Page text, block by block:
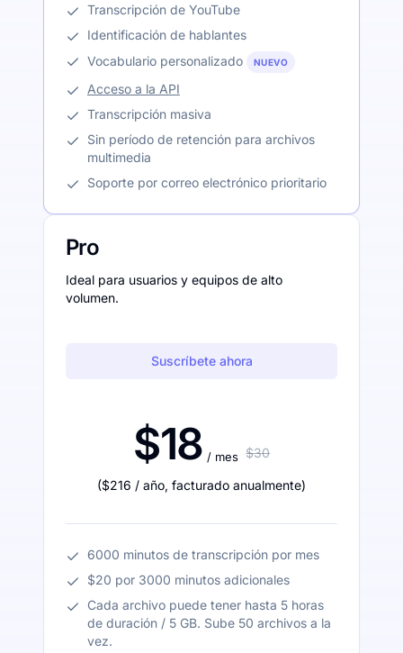
Transcripción de YouTube
Identificación de hablantes
Vocabulario personalizado
NUEVO
Acceso a la API
Transcripción masiva
Sin período de retención para archivos
multimedia
Soporte por correo electrónico prioritario
Pro
Ideal para usuarios y equipos de alto
volumen.
Suscríbete ahora
$18 / mes $30
($216 / año, facturado anualmente)
6000 minutos de transcripción por mes
$20 por 3000 minutos adicionales
Cada archivo puede tener hasta 5 horas
de duración / 5 GB. Sube 50 archivos a la
vez.